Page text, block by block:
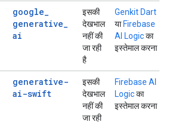
google_
generative_
ai
इसकी
देखभाल
नहीं की
जा रही
है
Genkit Dart
या Firebase
AI Logicका
इस्तेमाल करना
generative-
ai-swift
इसकी
देखभाल
नहीं की
जा रही
Firebase AI
Logicका
इस्तेमाल करना